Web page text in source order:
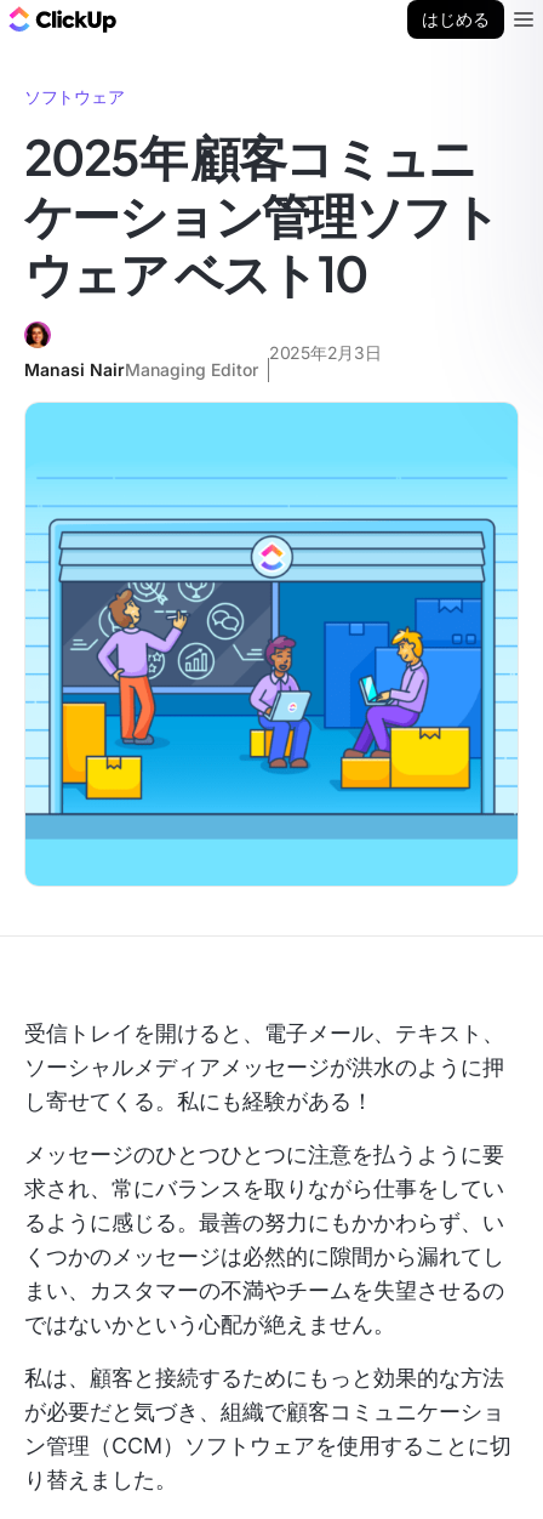
はじめる
ソフトウェア
2025年 顧客コミュニ
ケーション管理ソフト
ウェア ベスト10
Manasi NairManaging Editor
2025年2月3日
受信トレイを開けると、電子メール、テキスト、
ソーシャルメディアメッセージが洪水のように押
し寄せてくる。私にも経験がある！
メッセージのひとつひとつに注意を払うように要
求され、常にバランスを取りながら仕事をしてい
るように感じる。最善の努力にもかかわらず、い
くつかのメッセージは必然的に隙間から漏れてし
まい、カスタマーの不満やチームを失望させるの
ではないかという心配が絶えません。
私は、顧客と接続するためにもっと効果的な方法
が必要だと気づき、組織で顧客コミュニケーショ
ン管理（CCM）ソフトウェアを使用することに切
り替えました。